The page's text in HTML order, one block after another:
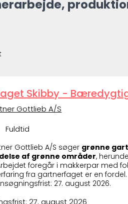
Skibby -
Gottlieb A/S
Fuldtid
Gottlieb A/S søger grønne
af grønne områder,
foregår i makkerpar med
fra gartnerfaget er en
27. august 2026.
27. august 2026